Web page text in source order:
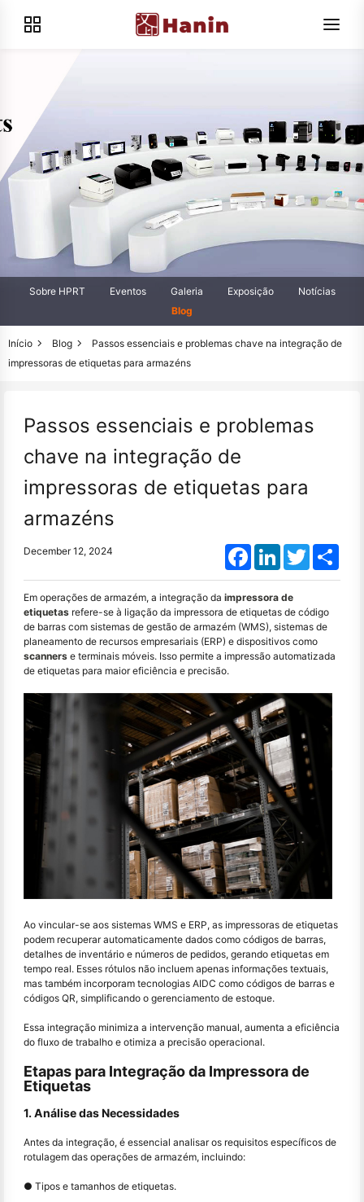
Sobre HPRT Eventos Galeria Exposição
Notícias
Blog
Início Blog
Passos essenciais e problemas chave na integração de
impressoras de etiquetas para armazéns
Passos essenciais e problemas
chave na integração de
impressoras de etiquetas para
armazéns
December 12, 2024 FacebookLinkedInTwitter
Em operações de armazém, a integração da impressora de
etiquetas refere-se à ligação da impressora de etiquetas de código
de barras com sistemas de gestão de armazém (WMS), sistemas de
planeamento de recursos empresariais (ERP) e dispositivos como
scanners e terminais móveis. Isso permite a impressão automatizada
de etiquetas para maior eficiência e precisão.
Ao vincular-se aos sistemas WMS e ERP, as impressoras de etiquetas
podem recuperar automaticamente dados como códigos de barras,
detalhes de inventário e números de pedidos, gerando etiquetas em
tempo real. Esses rótulos não incluem apenas informações textuais,
mas também incorporam tecnologias AIDC como códigos de barras e
códigos QR, simplificando o gerenciamento de estoque.
Essa integração minimiza a intervenção manual, aumenta a eficiência
do fluxo de trabalho e otimiza a precisão operacional.
Etapas para Integração da Impressora de
Etiquetas
1. Análise das Necessidades
Antes da integração, é essencial analisar os requisitos específicos de
rotulagem das operações de armazém, incluindo:
● Tipos e tamanhos de etiquetas.